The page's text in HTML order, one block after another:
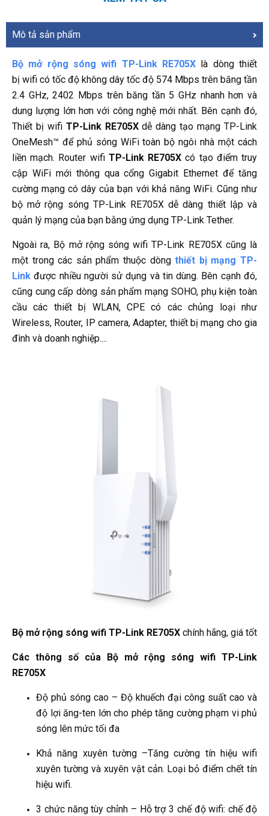
Mô tả sản phẩm
Bộ mở rộng sóng wifi TP-Link RE705X là dòng thiết
bị wifi có tốc độ không dây tốc độ 574 Mbps trên băng tần
2.4 GHz, 2402 Mbps trên băng tần 5 GHz nhanh hơn và
dung lượng lớn hơn với công nghệ mới nhất. Bên cạnh đó,
Thiết bị wifiTP-Link RE705Xdễ dàng tạo mạng TP-Link
OneMesh™ để phủ sóng WiFi toàn bộ ngôi nhà một cách
liền mạch. Router wifi TP-Link RE705X có tạo điểm truy
cập WiFi mới thông qua cổng Gigabit Ethernet để tăng
cường mạng có dây của bạn với khả năng WiFi. Cũng như
bộ mở rộng sóng TP-Link RE705X dễ dàng thiết lập và
quản lý mạng của bạn bằng ứng dụng TP-Link Tether.
Ngoài ra, Bộ mở rộng sóng wifi TP-Link RE705X cũng là
một trong các sản phẩm thuộc dòngthiết bị mạng TP-
Link được nhiều người sử dụng và tin dùng. Bên cạnh đó,
cũng cung cấp dòng sản phẩm mạng SOHO, phụ kiện toàn
cầu các thiết bị WLAN, CPE có các chủng loại như
Wireless, Router, IP camera, Adapter, thiết bị mạng cho gia
đình và doanh nghiệp....
Bộ mở rộng sóng wifi TP-Link RE705X chính hãng, giá tốt
Các thông số của Bộ mở rộng sóng wifi TP-Link
RE705X
Độ phủ sóng cao – Độ khuếch đại công suất cao và
độ lợi ăng-ten lớn cho phép tăng cường phạm vi phủ
sóng lên mức tối đa
Khả năng xuyên tường –Tăng cường tín hiệu wifi
xuyên tường và xuyên vật cản. Loại bỏ điểm chết tín
hiệu wifi.
3 chức năng tùy chỉnh – Hỗ trợ 3 chế độ wifi: chế độ